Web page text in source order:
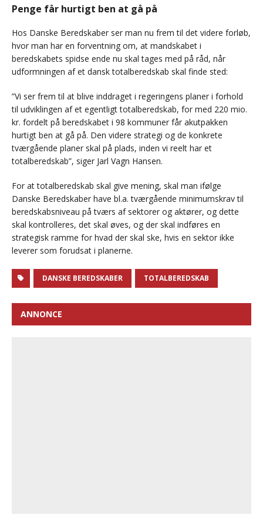
Penge får hurtigt ben at gå på
Hos Danske Beredskaber ser man nu frem til det videre forløb,
hvor man har en forventning om, at mandskabet i
beredskabets spidse ende nu skal tages med på råd, når
udformningen af et dansk totalberedskab skal finde sted:
”Vi ser frem til at blive inddraget i regeringens planer i forhold
til udviklingen af et egentligt totalberedskab, for med 220 mio.
kr. fordelt på beredskabet i 98 kommuner får akutpakken
hurtigt ben at gå på. Den videre strategi og de konkrete
tværgående planer skal på plads, inden vi reelt har et
totalberedskab”, siger Jarl Vagn Hansen.
For at totalberedskab skal give mening, skal man ifølge
Danske Beredskaber have bl.a. tværgående minimumskrav til
beredskabsniveau på tværs af sektorer og aktører, og dette
skal kontrolleres, det skal øves, og der skal indføres en
strategisk ramme for hvad der skal ske, hvis en sektor ikke
leverer som forudsat i planerne.
DANSKE BEREDSKABER TOTALBEREDSKAB
ANNONCE